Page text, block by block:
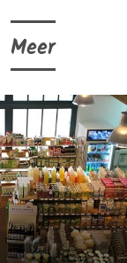
Meer